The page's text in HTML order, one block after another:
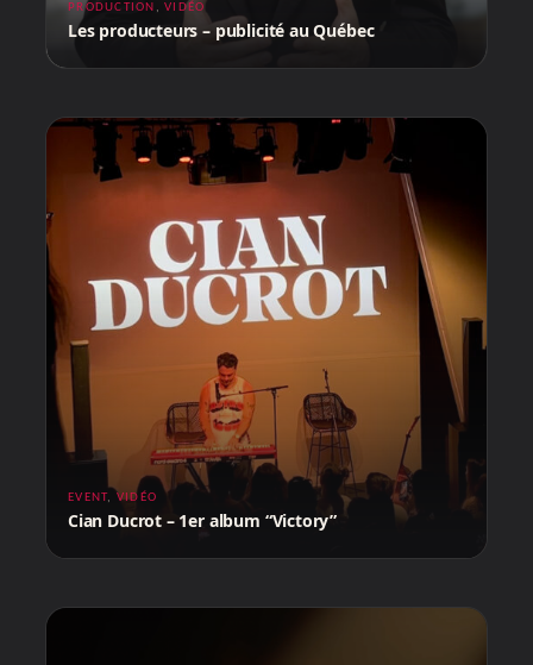
Les producteurs – publicité au Québec
PRODUCTION , VIDÉO
Cian Ducrot – 1er album “Victory”
EVENT, VIDÉO